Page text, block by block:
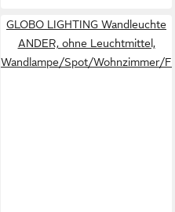
GLOBO LIGHTING Wandleuchte
ANDER, ohne Leuchtmittel,
Wandlampe/Spot/Wohnzimmer/